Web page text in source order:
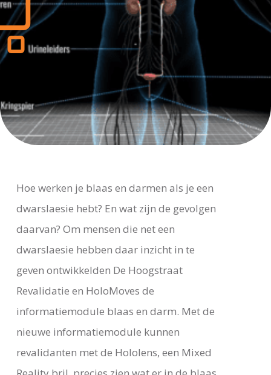
Hoe werken je blaas en darmen als je een
dwarslaesie hebt? En wat zijn de gevolgen
daarvan? Om mensen die net een
dwarslaesie hebben daar inzicht in te
geven ontwikkelden De Hoogstraat
Revalidatie en HoloMoves de
informatiemodule blaas en darm. Met de
nieuwe informatiemodule kunnen
revalidanten met de Hololens, een Mixed